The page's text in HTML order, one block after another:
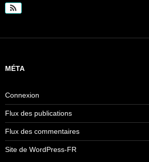
MÉTA
Connexion
Flux des publications
Flux des commentaires
Site de WordPress-FR